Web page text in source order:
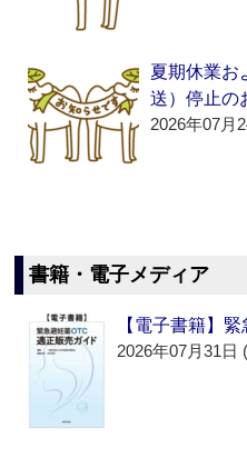
夏期休業お
送）停止の
2026年07月
書籍・電子メディア
【電子書籍】
2026年07月31日